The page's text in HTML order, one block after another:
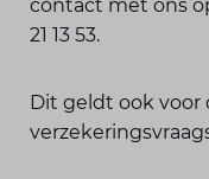
contact met ons
21 13 53.
Dit geldt ook voor